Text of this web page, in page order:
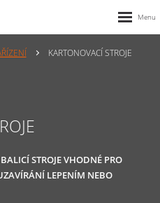
KARTONOVACÍ STROJE
STROJE VHODNÉ PRO
LEPENÍM NEBO